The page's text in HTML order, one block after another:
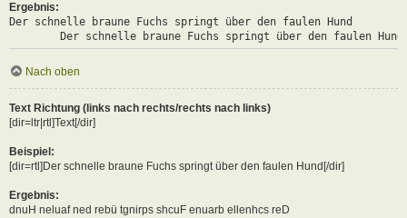
Ergebnis:
Der schnelle braune Fuchs springt über den faulen Hund
	Der schnelle braune Fuchs springt über den faulen Hund
Nach oben
Text Richtung (links nach rechts/rechts nach links)
[dir=ltr|rtl]Text[/dir]
Beispiel:
[dir=rtl]Der schnelle braune Fuchs springt über den faulen Hund[/dir]
Ergebnis:
Der schnelle braune Fuchs springt über den faulen Hund